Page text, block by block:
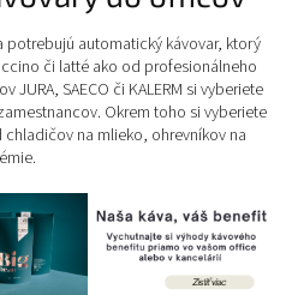
potrebujú automatický kávovar, ktorý
či latté ako od profesionálneho
JURA, SAECO či KALERM si vyberiete
Okrem toho si vyberiete
na mlieko, ohrevníkov na